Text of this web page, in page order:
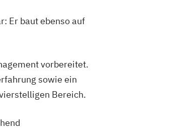
Er baut ebenso auf
vorbereitet.
sowie ein
Bereich.